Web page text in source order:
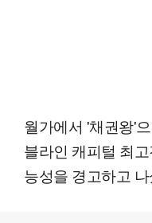
월가에서 '채권왕'
블라인 캐피털 최
능성을 경고하고